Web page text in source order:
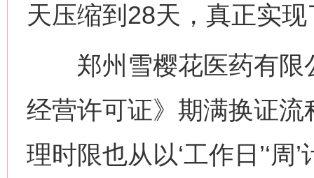
天压缩到28天，真正实现
郑州雪樱花医药有限
经营许可证》期满换证
理时限也从以‘工作日’‘周